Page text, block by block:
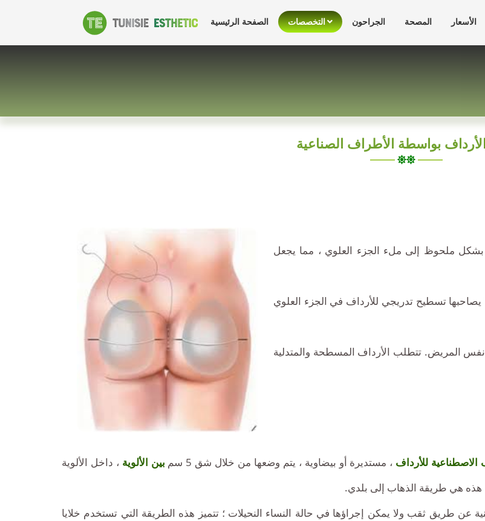
زراعة
الأرداف
تونس
تكبير
الصفحة الرئيسية التخصصات الجراحون المصحة الأسعار
بواسطة الأطراف الصناعية
بشكل ملحوظ إلى ملء الجزء العلوي ، مما يجعل
تسطيح تدريجي للأرداف في الجزء العلوي
المريض. تتطلب الأرداف المسطحة والمتدلية
الاصطناعية للأرداف ، مستديرة أو بيضاوية ، يتم وضعها من خلال شق 5 سم بين الألوية ، داخل الألوية
هذه هي طريقة الذهاب إلى بلدي.
عن طريق ثقب ولا يمكن إجراؤها في حالة النساء النحيلات ؛ تتميز هذه الطريقة التي تستخدم خلايا